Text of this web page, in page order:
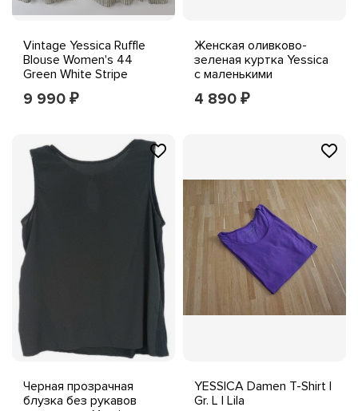
Vintage Yessica Ruffle
Blouse Women's 44
Green White Stripe
Button Up Shirt
9 990 ₽
Женская оливково-
зеленая куртка Yessica
с маленькими
карманами на пуговицах
и молнии, длинным
4 890 ₽
Черная прозрачная
блузка без рукавов
YESSICA Damen T-Shirt |
Gr. L | Lila